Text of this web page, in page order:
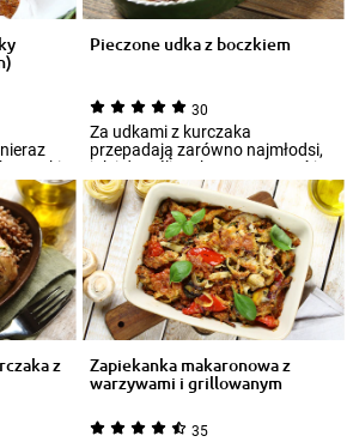
Pieczone udka z boczkiem
30
Za udkami z kurczaka
przepadają zarówno najmłodsi,
jak i dorośli. Jak przygotować je
jednak w nie...
z Zapiekanka makaronowa z
warzywami i grillowanym
kurczakiem
35